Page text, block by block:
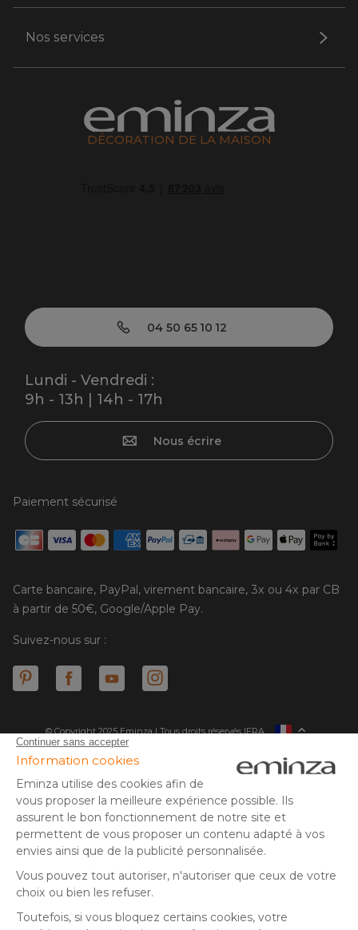
Nos services
DÉCORATION DE LA MAISON
04 50 65 10 12
Lundi - Vendredi :
9h - 13h | 14h - 17h
Nous écrire
Paiement sécurisé
Carte bancaire, PayPal, virement bancaire, 3x ou 4x par CB
à partir de 50€, Google/Apple Pay.
Suivez-nous sur :
© Copyright 2025 Eminza | Tous droits réservés |
ESPAÑA
NEDERLAND
SUISSE
DANMARK
FRA
* Vous disposez de 30 jours (à compter de la réception ou du
retrait de votre colis) pour effectuer un retour de produits et
** Expédition le jour même pour toute commande passée avant